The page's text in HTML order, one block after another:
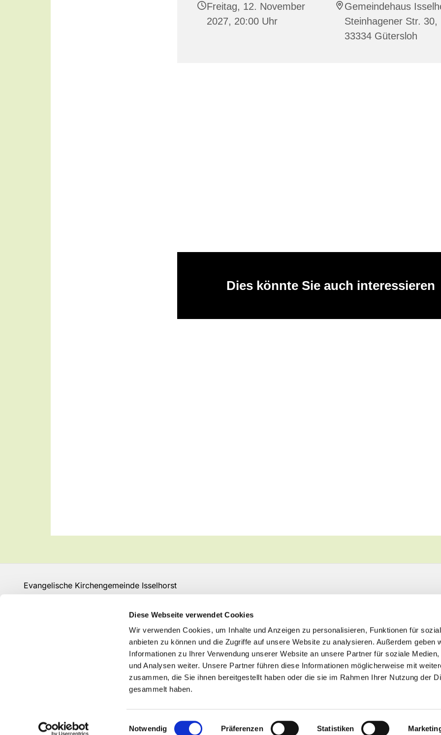
Diese Webseite verwendet Cookies
Wir verwenden Cookies, um Inhalte und Anzeigen zu personalisieren, Funktionen für
anbieten zu können und die Zugriffe auf unsere Website zu analysieren. Außerdem geben
Informationen zu Ihrer Verwendung unserer Website an unsere Partner für soziale Medien,
und Analysen weiter. Unsere Partner führen diese Informationen möglicherweise mit
zusammen, die Sie ihnen bereitgestellt haben oder die sie im Rahmen Ihrer Nutzung der
gesammelt haben.
Einwilligungsauswahl
Notwendig Präferenzen Statistiken
Freitag, 12. November
2027, 20:00 Uhr
Gemeindehaus
Steinhagener Str. 30,
33334 Gütersloh
Dies könnte Sie auch interessieren
Evangelische Kirchengemeinde Isselhorst
GT-KG-Isselhorst@kk-ekvw.de